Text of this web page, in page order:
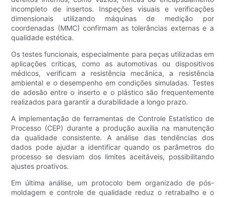
incompleto de insertos. Inspeções visuais e verificações
dimensionais utilizando máquinas de medição por
coordenadas (MMC) confirmam as tolerâncias externas e a
qualidade estética.
Os testes funcionais, especialmente para peças utilizadas em
aplicações críticas, como as automotivas ou dispositivos
médicos, verificam a resistência mecânica, a resistência
ambiental e o desempenho em condições simuladas. Testes
de adesão entre o inserto e o plástico são frequentemente
realizados para garantir a durabilidade a longo prazo.
A implementação de ferramentas de Controle Estatístico de
Processo (CEP) durante a produção auxilia na manutenção
da qualidade consistente. A análise das tendências dos
dados pode ajudar a identificar quando os parâmetros do
processo se desviam dos limites aceitáveis, possibilitando
ajustes proativos.
Em última análise, um protocolo bem organizado de pós-
moldagem e controle de qualidade reduz o retrabalho e o